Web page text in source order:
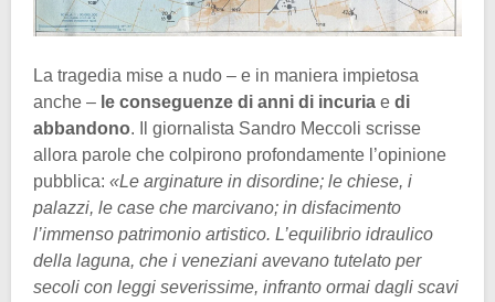
La tragedia mise a nudo – e in maniera impietosa
anche – le conseguenze di anni di incuria e di
abbandono. Il giornalista Sandro Meccoli scrisse
allora parole che colpirono profondamente l’opinione
pubblica: «Le arginature in disordine; le chiese, i
palazzi, le case che marcivano; in disfacimento
l’immenso patrimonio artistico. L’equilibrio idraulico
della laguna, che i veneziani avevano tutelato per
secoli con leggi severissime, infranto ormai dagli scavi